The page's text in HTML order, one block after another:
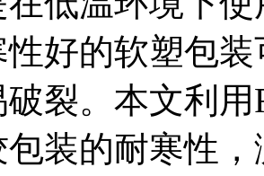
好的软塑包
裂。本文利
装的耐寒性